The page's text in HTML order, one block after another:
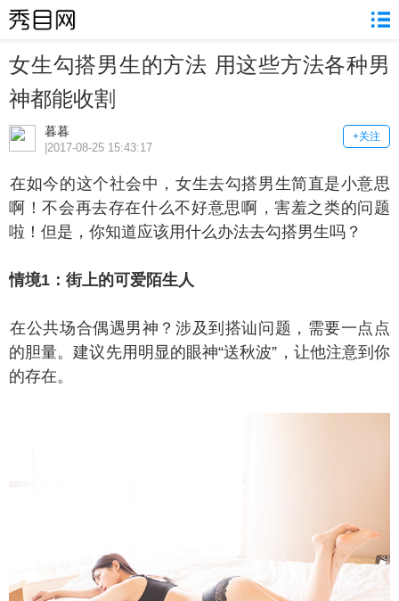
女生勾搭男生的方法 用这些方法各种男
神都能收割
暮暮 +关注
|2017-08-25 15:43:17
今的这个社会中，女生去勾搭男生简直是小意思
啊！不会再去存在什么不好意思啊，害羞之类的问题
啦！但是，你知道应该用什么办法去勾搭男生吗？
1：街上的可爱陌生人
共场合偶遇男神？涉及到搭讪问题，需要一点点
的胆量。建议先用明显的眼神“送秋波”，让他注意到你
的存在。